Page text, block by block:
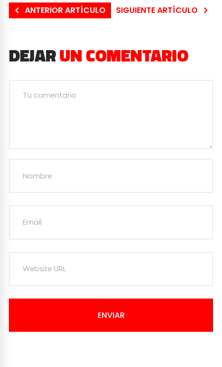
ANTERIOR ARTÍCULO SIGUIENTE ARTÍCULO
DEJARUN COMENTARIO
ENVIAR